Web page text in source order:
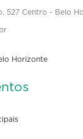
527 Centro - Belo
Horizonte